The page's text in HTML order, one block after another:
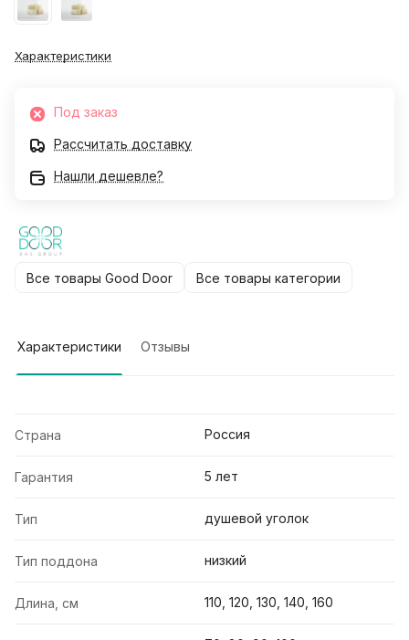
Характеристики
Под заказ
Рассчитать доставку
Нашли дешевле?
Все товары Good Door Все товары категории
Характеристики Отзывы
Страна Россия
Гарантия 5 лет
Тип душевой уголок
Тип поддона низкий
Длина, см 110, 120, 130, 140, 160